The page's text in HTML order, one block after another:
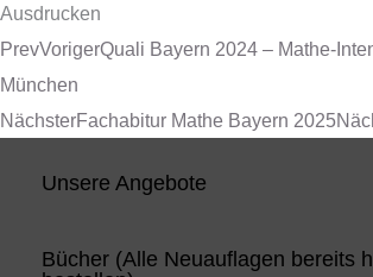
Ausdrucken
PrevVorigerQuali Bayern 2024 – Mathe-
München
NächsterFachabitur Mathe Bayern 2025
Unsere Angebote
Bücher (Alle Neuauflagen bereits